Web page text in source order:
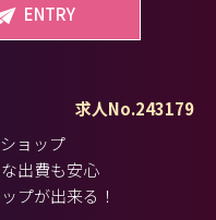
ENTRY
求人No.243179
ョップ
出費も安心
プが出来る！